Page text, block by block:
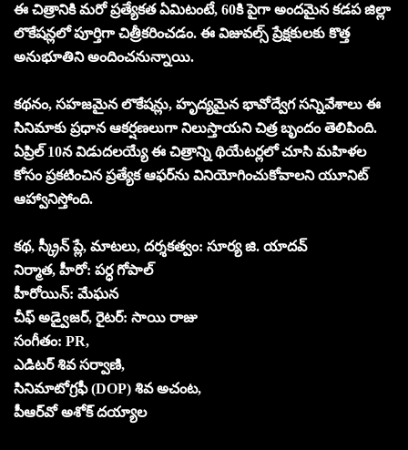
ఈ చిత్రానికి మరో ప్రత్యేకత ఏమిటంటే, 60కి పైగా అందమైన కడప జిల్లా
లొకేషన్లలో పూర్తిగా చిత్రీకరించడం. ఈ విజువల్స్ ప్రేక్షకులకు కొత్త
అనుభూతిని అందించనున్నాయి.
కథనం, సహజమైన లొకేషన్లు, హృద్యమైన భావోద్వేగ సన్నివేశాలు ఈ
సినిమాకు ప్రధాన ఆకర్షణలుగా నిలుస్తాయని చిత్ర బృందం తెలిపింది.
ఏప్రిల్‌ 10న విడుదలయ్యే ఈ చిత్రాన్ని థియేటర్లలో చూసి మహిళల
కోసం ప్రకటించిన ప్రత్యేక ఆఫర్‌ను వినియోగించుకోవాలని యూనిట్
ఆహ్వానిస్తోంది.
కథ, స్క్రీన్ ప్లే, మాటలు, దర్శకత్వం: సూర్య జి. యాదవ్
నిర్మాత, హీరో: పర్ధ గోపాల్
హీరోయిన్: మేఘన
చీఫ్ అడ్వైజర్, రైటర్: సాయి రాజు
సంగీతం: PR,
ఎడిటర్ శివ సర్వాణి,
సినిమాటోగ్రఫీ (DOP) శివ అచంట,
పీఆర్‌వో అశోక్ ద‌య్యాల